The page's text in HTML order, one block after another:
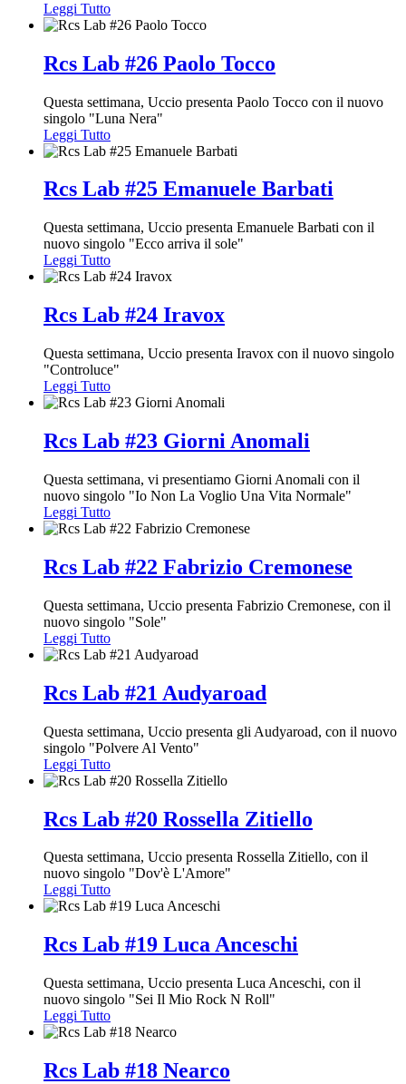
Leggi Tutto
Rcs Lab #26 Paolo Tocco
Questa settimana, Uccio presenta Paolo Tocco con il nuovo
singolo "Luna Nera"
Leggi Tutto
Rcs Lab #25 Emanuele Barbati
Questa settimana, Uccio presenta Emanuele Barbati con il
nuovo singolo "Ecco arriva il sole"
Leggi Tutto
Rcs Lab #24 Iravox
Questa settimana, Uccio presenta Iravox con il nuovo singolo
"Controluce"
Leggi Tutto
Rcs Lab #23 Giorni Anomali
Questa settimana, vi presentiamo Giorni Anomali con il
nuovo singolo "Io Non La Voglio Una Vita Normale"
Leggi Tutto
Rcs Lab #22 Fabrizio Cremonese
Questa settimana, Uccio presenta Fabrizio Cremonese, con il
nuovo singolo "Sole"
Leggi Tutto
Rcs Lab #21 Audyaroad
Questa settimana, Uccio presenta gli Audyaroad, con il nuovo
singolo "Polvere Al Vento"
Leggi Tutto
Rcs Lab #20 Rossella Zitiello
Questa settimana, Uccio presenta Rossella Zitiello, con il
nuovo singolo "Dov'è L'Amore"
Leggi Tutto
Rcs Lab #19 Luca Anceschi
Questa settimana, Uccio presenta Luca Anceschi, con il
nuovo singolo "Sei Il Mio Rock N Roll"
Leggi Tutto
Rcs Lab #18 Nearco